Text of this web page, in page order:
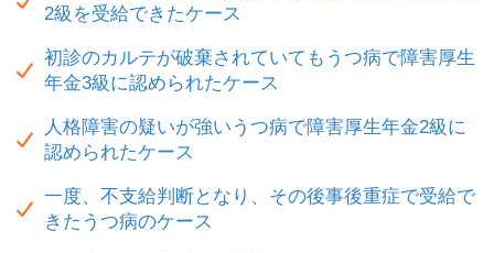
2級を受給できたケース
初診のカルテが破棄されていてもうつ病で障害厚生
年金3級に認められたケース
人格障害の疑いが強いうつ病で障害厚生年金2級に
認められたケース
一度、不支給判断となり、その後事後重症で受給で
きたうつ病のケース